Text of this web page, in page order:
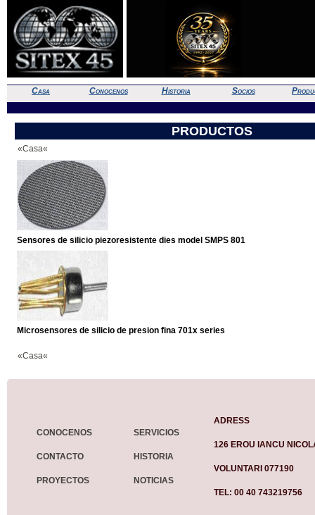
Casa Conocenos Historia Socios
PRODUCTOS
«Casa«
Sensores de silicio piezoresistente dies model SMPS 801
Microsensores de silicio de presion fina 701x series
«Casa«
CONOCENOS
CONTACTO
PROYECTOS
SERVICIOS
HISTORIA
NOTICIAS
ADRESS
126 EROU IANCU
VOLUNTARI 077190
TEL: 00 40 743219756